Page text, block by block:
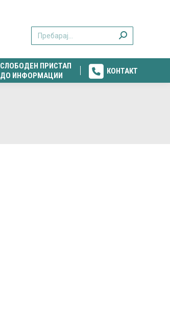
СЛОБОДЕН ПРИСТАП
ДО ИНФОРМАЦИИ
КОНТАКТ